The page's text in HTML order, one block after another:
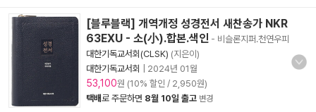
[블루블랙] 개역개정 성경전서 새찬송가 NKR
63EXU - 소(小).합본.색인 - 비슬론지퍼.천연우피
대한기독교서회(CLSK) (지은이)
대한기독교서회
2024년 01월
53,100원 (10% 할인 / 2,950원)
택배로 주문하면 8월 10일 출고 변경